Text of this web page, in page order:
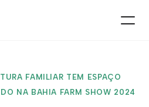
FAMILIAR TEM ESPAÇO
NA BAHIA FARM SHOW 2024